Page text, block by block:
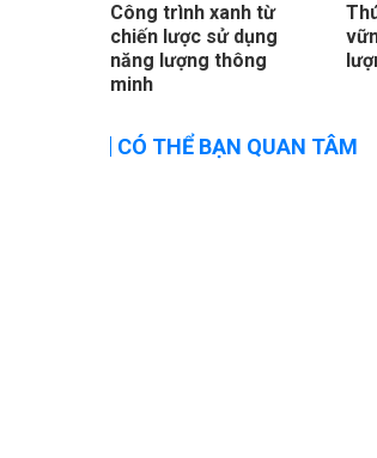
Công trình xanh từ
chiến lược sử dụng
năng lượng thông
minh
CÓ THỂ BẠN QUAN TÂM